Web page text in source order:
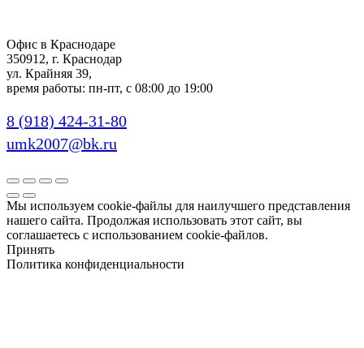
Офис в Краснодаре
350912, г. Краснодар
ул. Крайняя 39,
время работы: пн-пт, с 08:00 до 19:00
8 (918) 424-31-80
umk2007@bk.ru
Мы используем cookie-файлы для наилучшего представления
нашего сайта. Продолжая использовать этот сайт, вы
соглашаетесь с использованием cookie-файлов.
Принять
Политика конфиденциальности